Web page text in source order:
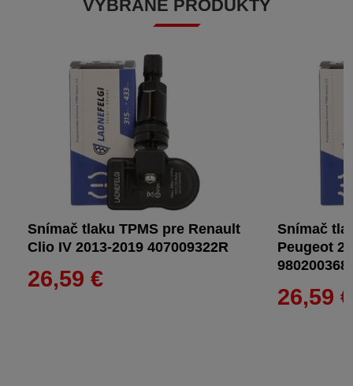
VYBRANÉ PRODUKTY
Snímač tlaku TPMS pre Renault
Clio IV 2013-2019 407009322R
26,59 €
Snímač
Peugeot
26,59 €